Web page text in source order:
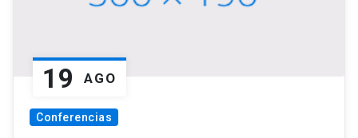
19 AGO
Conferencias